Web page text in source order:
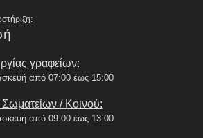
γραφείων:
από 07:00 έως 15:00
/ Κοινού:
από 09:00 έως 13:00